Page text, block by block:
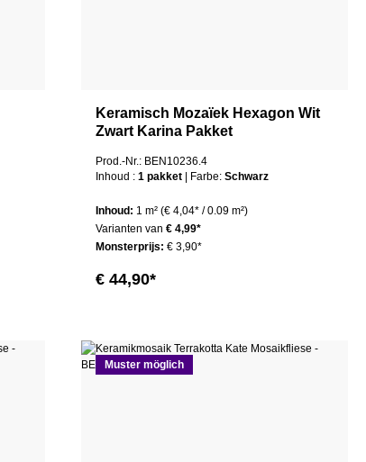
Keramisch Mozaïek Hexagon Wit
Zwart Karina Pakket
Prod.-Nr.: BEN10236.4
Inhoud : 1 pakket | Farbe: Schwarz
Inhoud: 1 m² (€ 4,04* / 0.09 m²)
Varianten van € 4,99*
Monsterprijs: € 3,90*
€ 44,90*
Muster möglich